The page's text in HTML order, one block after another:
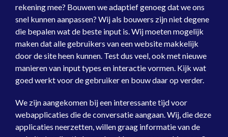
rekening mee? Bouwen we adaptief genoeg dat we ons
snel kunnen aanpassen? Wij als bouwers zijn niet degene
die bepalen wat de beste input is. Wij moeten mogelijk
maken dat alle gebruikers van een website makkelijk
door de site heen kunnen. Test dus veel, ook met nieuwe
manieren van input types en interactie vormen. Kijk wat
goed werkt voor de gebruiker en bouw daar op verder.
We zijn aangekomen bij een interessante tijd voor
webapplicaties die de conversatie aangaan. Wij, die deze
applicaties neerzetten, willen graag informatie van de